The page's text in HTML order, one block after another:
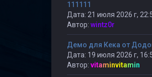
111111
Дата: 21 июля 2026 г,
Автор: wintz0r
Демо для Кека от
Дата: 19 июля 2026 г,
Автор: vitaminvitamin